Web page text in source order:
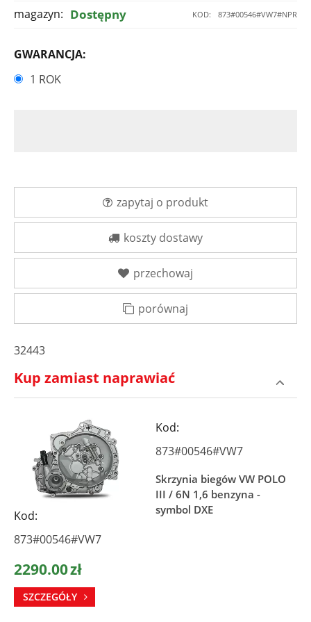
KOD: 873#00546#VW7#NPR
magazyn: Dostępny
GWARANCJA:
1 ROK
zapytaj o produkt
koszty dostawy
przechowaj
porównaj
32443
Kup zamiast naprawiać
Kod:
873#00546#VW7
Skrzynia biegów VW POLO
III / 6N 1,6 benzyna -
symbol DXE
Kod:
873#00546#VW7
2290.00zł
SZCZEGÓŁY